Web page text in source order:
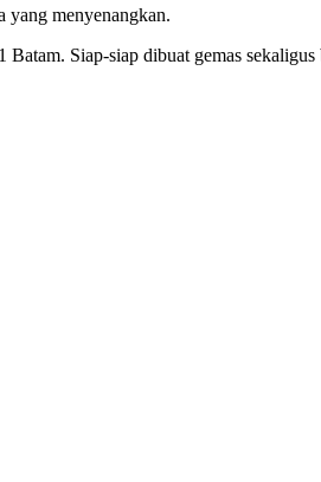
yang menyenangkan.
Siap-siap dibuat gemas sekaligus